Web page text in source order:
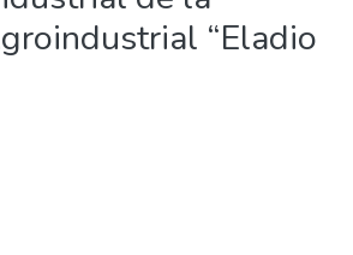
“Eladio